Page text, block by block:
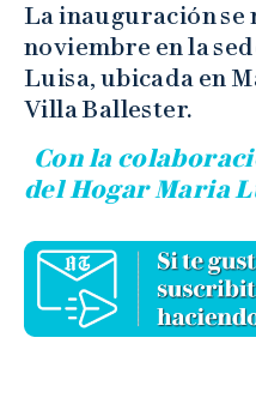
La inauguración se
noviembre en la
Luisa, ubicada en
Villa Ballester.
Con la
del Hogar Maria